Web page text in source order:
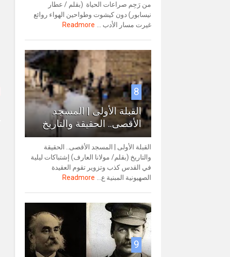
من رَحِم صراعات الحياة (بقلم / عطار
نيسابور) دون كيشوت وطواحين الهواء روائع
غيرت مسار الأدب ...
Readmore
8
القبلة الأولى | المسجد
الأقصى.. الحقيقة والتاريخ
القبلة الأولى | المسجد الأقصى.. الحقيقة
والتاريخ (بقلم/ مولانا العارف) إشتباكات ليلية
في القدس كذب وتزوير تقوم العقيدة
الصهيونية المبنية ع...
Readmore
9